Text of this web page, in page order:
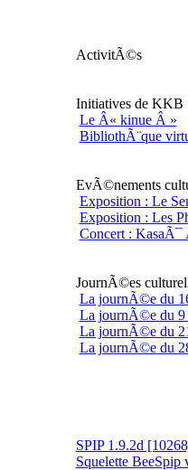
ActivitÃ©s
Initiatives de KKB
Le Â« kinue Â »
BibliothÃ¨que
EvÃ©nements
Exposition : Le
Exposition : Les
Concert : KasaÃ¯
JournÃ©es
La journÃ©e du
La journÃ©e du 9
La journÃ©e du
La journÃ©e du
SPIP 1.9.2d
Squelette BeeSpip